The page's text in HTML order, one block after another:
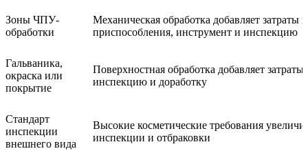
Зоны ЧПУ-
обработки
Механическая обработка добавляет затраты
приспособления, инструмент и инспекцию
Гальваника,
окраска или
покрытие
Поверхностная обработка добавляет затраты
инспекцию и доработку
Стандарт
инспекции
внешнего вида
Высокие косметические требования
инспекции и отбраковки